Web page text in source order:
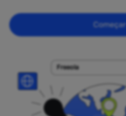
Começar
Freeola